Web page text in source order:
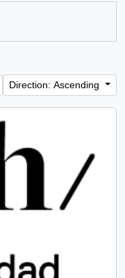
Direction: Ascending